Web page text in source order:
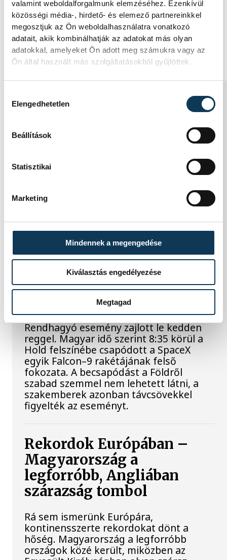
valamint weboldalforgalmunk elemzéséhez. Ezenkívül
közösségi média-, hirdető- és elemező partnereinkkel
megosztjuk az Ön weboldalhasználatra vonatkozó
adatait, akik kombinálhatják az adatokat más olyan
adatokkal, amelyeket Ön adott meg számukra vagy az
Ön által használt más szolgáltatásokból gyűjtöttek.
Elengedhetetlen
Beállítások
Statisztikai
Marketing
Mindennek a megengedése
Kiválasztás engedélyezése
Megtagad
3 4
kezdeményezte, hogy jövő
államfőválasztás
A Tisza-frakció kezdeményezte, hogy a
parlament jövő kedden válassza meg az
új köztársasági elnököt.
Valami óriási csapódott a
Holdba ma reggel
Rendhagyó esemény zajlott le kedden
reggel. Magyar idő szerint 8:35 körül a
Hold felszínébe csapódott a SpaceX
egyik Falcon–9 rakétájának felső
fokozata. A becsapódást a Földről
szabad szemmel nem lehetett látni, a
szakemberek azonban távcsövekkel
figyelték az eseményt.
Rekordok Európában –
Magyarország a
legforróbb, Angliában
szárazság tombol
Rá sem ismerünk Európára,
kontinensszerte rekordokat dönt a
hőség. Magyarország a legforróbb
országok közé került, miközben az